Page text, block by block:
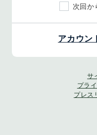
次回か
アカウン
サ
プラ
プレス